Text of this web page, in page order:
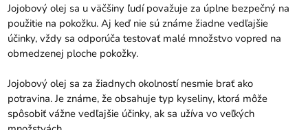
Jojobový olej sa u väčšiny ľudí považuje za úplne bezpečný na
použitie na pokožku. Aj keď nie sú známe žiadne vedľajšie
účinky, vždy sa odporúča testovať malé množstvo vopred na
obmedzenej ploche pokožky.
Jojobový olej sa za žiadnych okolností nesmie brať ako
potravina. Je známe, že obsahuje typ kyseliny, ktorá môže
spôsobiť vážne vedľajšie účinky, ak sa užíva vo veľkých